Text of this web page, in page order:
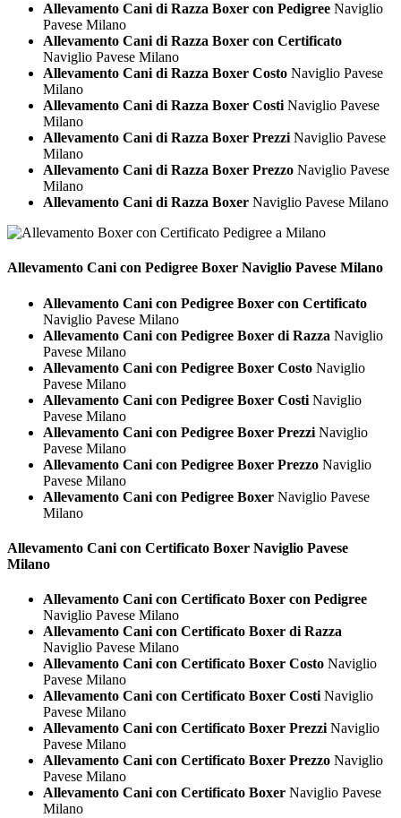
Allevamento Cani di Razza Boxer con Pedigree Naviglio
Pavese Milano
Allevamento Cani di Razza Boxer con Certificato
Naviglio Pavese Milano
Allevamento Cani di Razza Boxer Costo Naviglio Pavese
Milano
Allevamento Cani di Razza Boxer Costi Naviglio Pavese
Milano
Allevamento Cani di Razza Boxer Prezzi Naviglio Pavese
Milano
Allevamento Cani di Razza Boxer Prezzo Naviglio Pavese
Milano
Allevamento Cani di Razza Boxer Naviglio Pavese Milano
Allevamento Cani con Pedigree Boxer Naviglio Pavese Milano
Allevamento Cani con Pedigree Boxer con Certificato
Naviglio Pavese Milano
Allevamento Cani con Pedigree Boxer di Razza Naviglio
Pavese Milano
Allevamento Cani con Pedigree Boxer Costo Naviglio
Pavese Milano
Allevamento Cani con Pedigree Boxer Costi Naviglio
Pavese Milano
Allevamento Cani con Pedigree Boxer Prezzi Naviglio
Pavese Milano
Allevamento Cani con Pedigree Boxer Prezzo Naviglio
Pavese Milano
Allevamento Cani con Pedigree Boxer Naviglio Pavese
Milano
Allevamento Cani con Certificato Boxer Naviglio Pavese
Milano
Allevamento Cani con Certificato Boxer con Pedigree
Naviglio Pavese Milano
Allevamento Cani con Certificato Boxer di Razza
Naviglio Pavese Milano
Allevamento Cani con Certificato Boxer Costo Naviglio
Pavese Milano
Allevamento Cani con Certificato Boxer Costi Naviglio
Pavese Milano
Allevamento Cani con Certificato Boxer Prezzi Naviglio
Pavese Milano
Allevamento Cani con Certificato Boxer Prezzo Naviglio
Pavese Milano
Allevamento Cani con Certificato Boxer Naviglio Pavese
Milano